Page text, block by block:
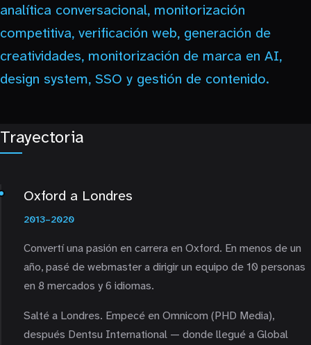
analítica conversacional, monitorización
competitiva, verificación web, generación de
creatividades, monitorización de marca en AI,
design system, SSO y gestión de contenido.
Trayectoria
Oxford a Londres
2013–2020
Convertí una pasión en carrera en Oxford. En menos de un
año, pasé de webmaster a dirigir un equipo de 10 personas
en 8 mercados y 6 idiomas.
Salté a Londres. Empecé en Omnicom (PHD Media),
después Dentsu International — donde llegué a Global